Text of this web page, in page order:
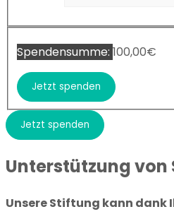
Spendensumme: 100,00€
Jetzt spenden
Unterstützung von
Unsere Stiftung kann dank